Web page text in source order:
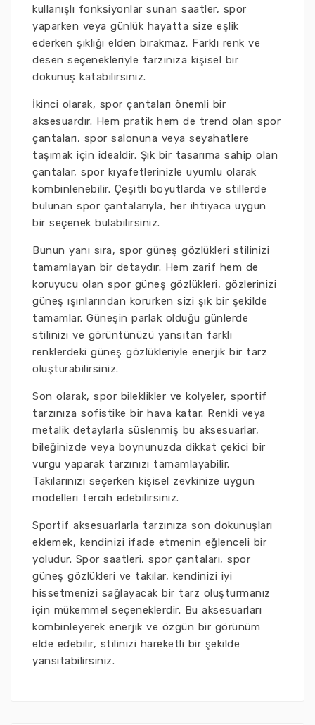
kullanışlı fonksiyonlar sunan saatler, spor
yaparken veya günlük hayatta size eşlik
ederken şıklığı elden bırakmaz. Farklı renk ve
desen seçenekleriyle tarzınıza kişisel bir
dokunuş katabilirsiniz.
İkinci olarak, spor çantaları önemli bir
aksesuardır. Hem pratik hem de trend olan spor
çantaları, spor salonuna veya seyahatlere
taşımak için idealdir. Şık bir tasarıma sahip olan
çantalar, spor kıyafetlerinizle uyumlu olarak
kombinlenebilir. Çeşitli boyutlarda ve stillerde
bulunan spor çantalarıyla, her ihtiyaca uygun
bir seçenek bulabilirsiniz.
Bunun yanı sıra, spor güneş gözlükleri stilinizi
tamamlayan bir detaydır. Hem zarif hem de
koruyucu olan spor güneş gözlükleri, gözlerinizi
güneş ışınlarından korurken sizi şık bir şekilde
tamamlar. Güneşin parlak olduğu günlerde
stilinizi ve görüntünüzü yansıtan farklı
renklerdeki güneş gözlükleriyle enerjik bir tarz
oluşturabilirsiniz.
Son olarak, spor bileklikler ve kolyeler, sportif
tarzınıza sofistike bir hava katar. Renkli veya
metalik detaylarla süslenmiş bu aksesuarlar,
bileğinizde veya boynunuzda dikkat çekici bir
vurgu yaparak tarzınızı tamamlayabilir.
Takılarınızı seçerken kişisel zevkinize uygun
modelleri tercih edebilirsiniz.
Sportif aksesuarlarla tarzınıza son dokunuşları
eklemek, kendinizi ifade etmenin eğlenceli bir
yoludur. Spor saatleri, spor çantaları, spor
güneş gözlükleri ve takılar, kendinizi iyi
hissetmenizi sağlayacak bir tarz oluşturmanız
için mükemmel seçeneklerdir. Bu aksesuarları
kombinleyerek enerjik ve özgün bir görünüm
elde edebilir, stilinizi hareketli bir şekilde
yansıtabilirsiniz.